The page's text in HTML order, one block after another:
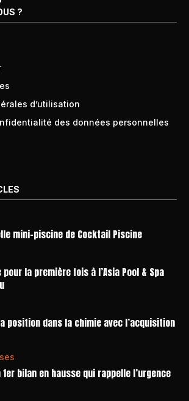
?
d’utilisation
des données personnelles
mini-piscine de Cocktail Piscine
la première fois à l’Asia Pool & Spa
position dans la chimie avec l’acquisition
1er bilan en hausse qui rappelle l’urgence